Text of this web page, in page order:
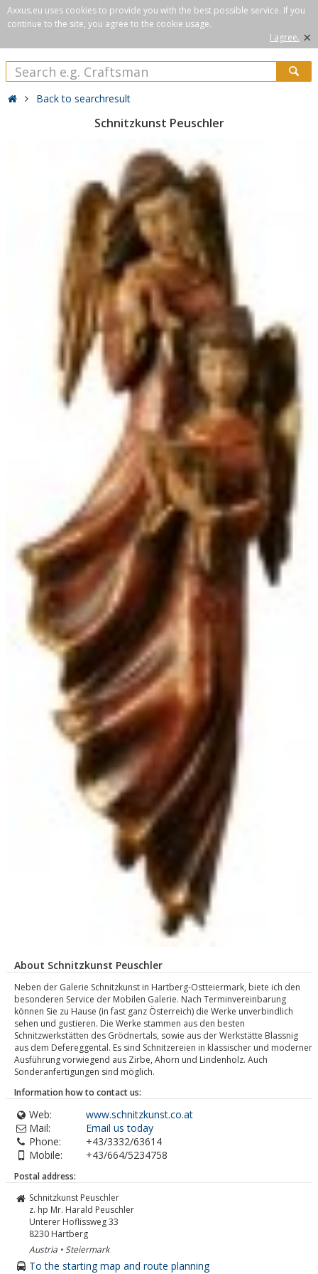
Axxus.eu uses cookies to provide you with the best possible service. If you
continue to the site, you agree to the cookie usage.
I agree. ×
Back to searchresult
Schnitzkunst Peuschler
About Schnitzkunst Peuschler
Neben der Galerie Schnitzkunst in Hartberg-Ostteiermark, biete ich den
besonderen Service der Mobilen Galerie. Nach Terminvereinbarung
können Sie zu Hause (in fast ganz Österreich) die Werke unverbindlich
sehen und gustieren. Die Werke stammen aus den besten
Schnitzwerkstätten des Grödnertals, sowie aus der Werkstätte Blassnig
aus dem Defereggental. Es sind Schnitzereien in klassischer und moderner
Ausführung vorwiegend aus Zirbe, Ahorn und Lindenholz. Auch
Sonderanfertigungen sind möglich.
Information how to contact us:
Web:
www.schnitzkunst.co.at
Mail:
Email us today
Phone:
+43/3332/63614
Mobile:
+43/664/5234758
Postal address:
Schnitzkunst Peuschler
z. hp Mr. Harald Peuschler
Unterer Hoflissweg 33
8230 Hartberg
Austria • Steiermark
To the starting map and route planning